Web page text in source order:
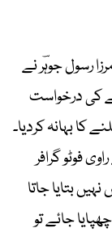
رسول جوہؔر نے
کی درخواست
کا بہانہ کردیا۔
فوٹو گرافر
بتایا جاتا
جائے تو